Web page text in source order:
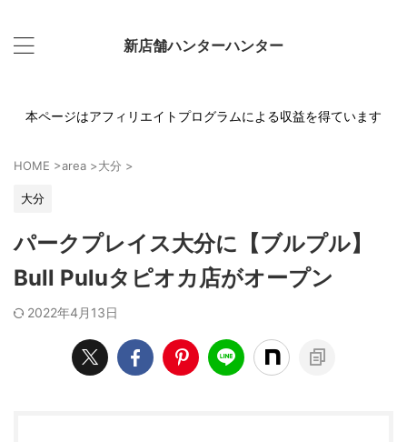
新店舗ハンターハンター
本ページはアフィリエイトプログラムによる収益を得ています
HOME >area >大分 >
大分
パークプレイス大分に【ブルプル】
Bull Puluタピオカ店がオープン
2022年4月13日